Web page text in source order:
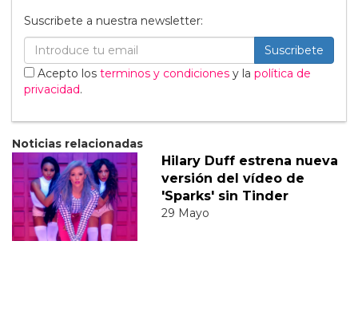
Suscribete a nuestra newsletter:
Suscribete
Acepto los terminos y condiciones y la política de
privacidad.
Noticias relacionadas
Hilary Duff estrena nueva
versión del vídeo de
'Sparks' sin Tinder
29 Mayo